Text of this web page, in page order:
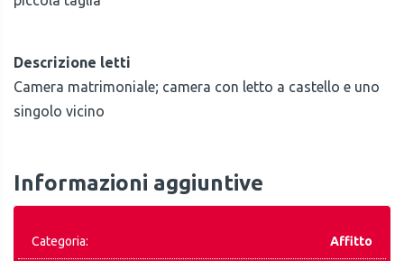
Descrizione letti
Camera matrimoniale; camera con letto a castello e uno
singolo vicino
Informazioni aggiuntive
Categoria: Affitto